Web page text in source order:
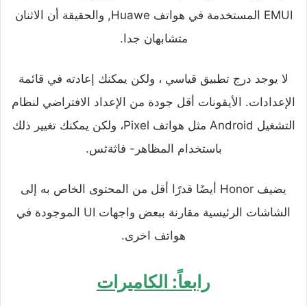
EMUI المستخدمة في هواتف Huawe, والحقيقة أن الاثنان
متشابهان جدا.
لا يوجد درج تطبيق قياسي ، ولكن يمكنك إعادته في قائمة
الإعدادات. الأيقونات أقل جودة من الإعداد الافتراضي لنظام
التشغيل Android مثل هواتف Pixel، ولكن يمكنك تغيير ذلك
باستخدام المظاهر- فاثةثس.
يضيف Honor أيضًا قدرًا أقل من المحتوى الخاص به إلى
الشاشات الرئيسية مقارنة ببعض واجهات UI الموجودة في
هواتف اخرى.
رابعاً: الكاميرات